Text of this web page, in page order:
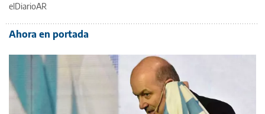
elDiarioAR
Ahora en portada